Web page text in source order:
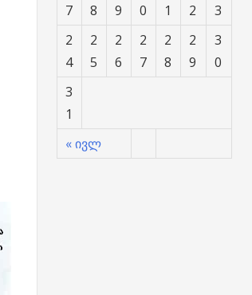
« ივლ
7
8
9
0
1
2
3
2
4
2
5
2
6
2
7
2
8
2
9
3
0
3
1